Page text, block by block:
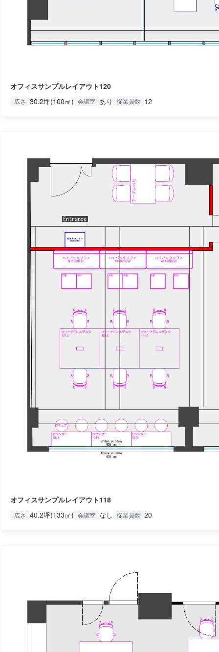
オフィスサンプルレイアウト120
広さ 30.2坪(100㎡) 会議室 あり 従業員数 12
オフィスサンプルレイアウト118
広さ 40.2坪(133㎡) 会議室 なし 従業員数 20